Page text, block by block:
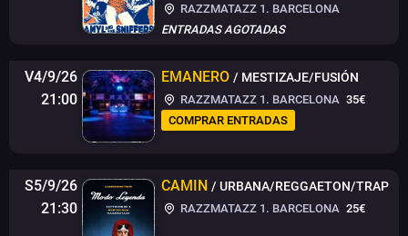
RAZZMATAZZ 1. BARCELONA
ENTRADAS AGOTADAS
V4/9/26
21:00
EMANERO / MESTIZAJE/FUSIÓN
RAZZMATAZZ 1. BARCELONA 35€
COMPRAR ENTRADAS
S5/9/26
21:30
CAMIN / URBANA/REGGAETON/TRAP
RAZZMATAZZ 1. BARCELONA 25€